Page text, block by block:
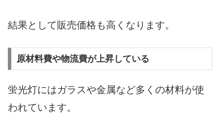
結果として販売価格も高くなります。
原材料費や物流費が上昇している
蛍光灯にはガラスや金属など多くの材料が使
われています。